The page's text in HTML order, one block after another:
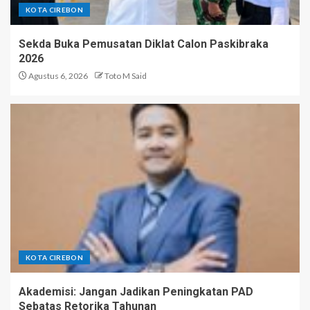
KOTA CIREBON
Sekda Buka Pemusatan Diklat Calon Paskibraka
2026
Agustus 6, 2026 Toto M Said
KOTA CIREBON
Akademisi: Jangan Jadikan Peningkatan PAD
Sebatas Retorika Tahunan